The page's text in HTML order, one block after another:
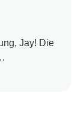
Jay! Die
uns, dass
gesund